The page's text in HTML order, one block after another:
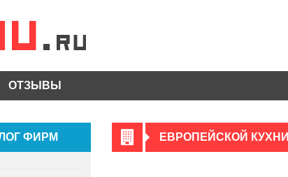
ОТЗЫВЫ
ЕВРОПЕЙСКОЙ КУХНИ
ФИРМ